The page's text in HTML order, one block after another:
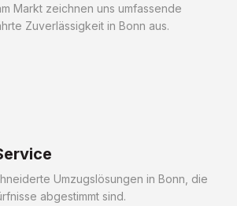
Markt zeichnen uns umfassende
Zuverlässigkeit in Bonn aus.
Umzugslösungen in Bonn, die
abgestimmt sind.